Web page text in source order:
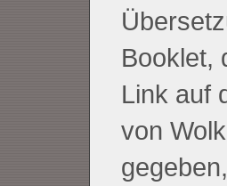
Booklet,
Link auf
von